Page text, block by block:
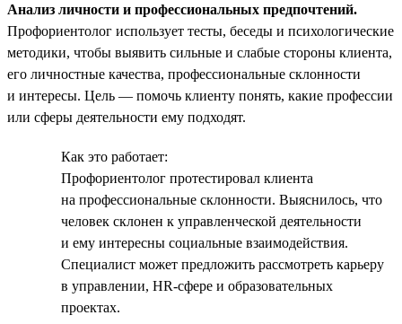
Анализ личности и профессиональных предпочтений.
Профориентолог использует тесты, беседы и психологические
методики, чтобы выявить сильные и слабые стороны клиента,
его личностные качества, профессиональные склонности
и интересы. Цель — помочь клиенту понять, какие профессии
или сферы деятельности ему подходят.
Как это работает:
Профориентолог протестировал клиента
на профессиональные склонности. Выяснилось, что
человек склонен к управленческой деятельности
и ему интересны социальные взаимодействия.
Специалист может предложить рассмотреть карьеру
в управлении, HR-сфере и образовательных
проектах.